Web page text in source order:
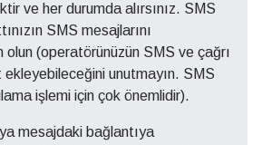
ve her durumda alırsınız. SMS
SMS mesajlarını
olun (operatörünüzün SMS ve çağrı
unutmayın. SMS
işlemi için çok önemlidir).
mesajdaki bağlantıya